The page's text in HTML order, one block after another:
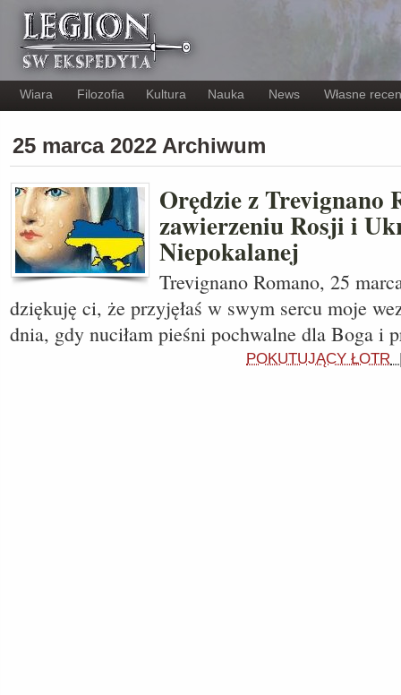
Wiara Filozofia Kultura Nauka News Własne
25 marca 2022 Archiwum
Orędzie z Trevignano
zawierzeniu Rosji i
Niepokalanej
Trevignano Romano, 25
dziękuję ci, że przyjęłaś w swym sercu moje
dnia, gdy nuciłam pieśni pochwalne dla Boga i
POKUTUJĄCY ŁOTR